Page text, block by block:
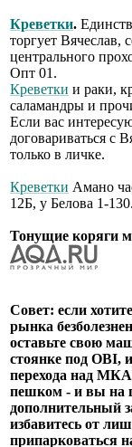
Креветки.
торгует Вячеслав,
центрального
Опт 01.
Креветки и раки,
саламандры и
Если вас
договариваться с
только в личке.
Креветки Амано
12Б, у Белова 1-130.
Тонущие коряги
Совет: если
рынка
оставьте свою
стоянке под OBI,
перехода над
пешком - и вы на
дополнительный
избавитесь от
припарковаться